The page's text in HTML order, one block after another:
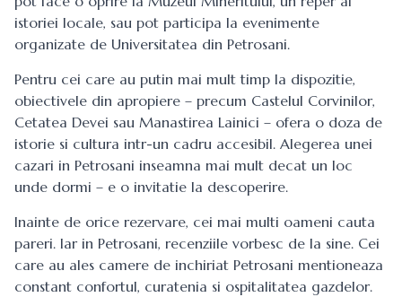
istoriei locale, sau pot participa la evenimente
organizate de Universitatea din Petrosani.
Pentru cei care au putin mai mult timp la dispozitie,
obiectivele din apropiere – precum Castelul Corvinilor,
Cetatea Devei sau Manastirea Lainici – ofera o doza de
istorie si cultura intr-un cadru accesibil. Alegerea unei
cazari in Petrosani inseamna mai mult decat un loc
unde dormi – e o invitatie la descoperire.
Inainte de orice rezervare, cei mai multi oameni cauta
pareri. Iar in Petrosani, recenziile vorbesc de la sine. Cei
care au ales camere de inchiriat Petrosani mentioneaza
constant confortul, curatenia si ospitalitatea gazdelor.